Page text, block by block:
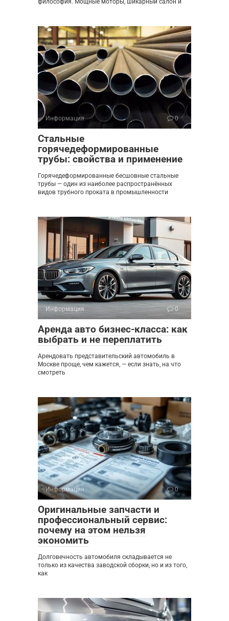
философия. Мощные моторы, шикарный салон и
Информация 0
Стальные
горячедеформированные
трубы: свойства и применение
Горячедеформированные бесшовные стальные
трубы — один из наиболее распространённых
видов трубного проката в промышленности
Информация 0
Аренда авто бизнес-класса: как
выбрать и не переплатить
Арендовать представительский автомобиль в
Москве проще, чем кажется, — если знать, на что
смотреть
Информация 0
Оригинальные запчасти и
профессиональный сервис:
почему на этом нельзя
экономить
Долговечность автомобиля складывается не
только из качества заводской сборки, но и из того,
как